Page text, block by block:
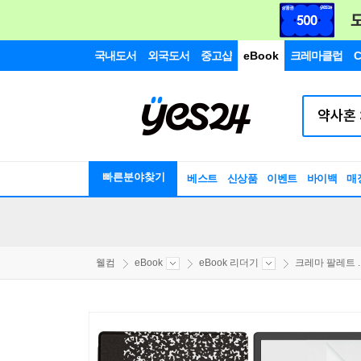
국내도서 외국도서 중고샵 eBook 크레마클럽
빠른분야찾기 베스트 신상품 이벤트 바이백 매
웰컴 eBook eBook 리더기 크레마 팔레트